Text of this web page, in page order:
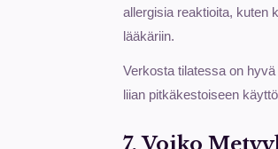
allergisia reaktioita, kuten
lääkäriin.
Verkosta tilatessa on
liian pitkäkestoiseen
7. Voiko